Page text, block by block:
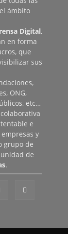
ámbito
Digital,
en forma
que
sus
ONG,
etc…
e
y
grupo de
de
.